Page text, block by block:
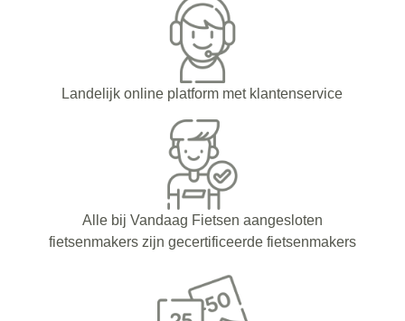
Landelijk online platform met klantenservice
Alle bij Vandaag Fietsen aangesloten
fietsenmakers zijn gecertificeerde fietsenmakers